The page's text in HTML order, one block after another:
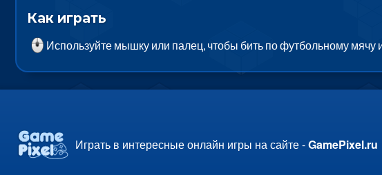
Как играть
Используйте мышку или палец, чтобы бить по футбольному мячу
Играть в интересные онлайн игры на сайте -GamePixel.ru